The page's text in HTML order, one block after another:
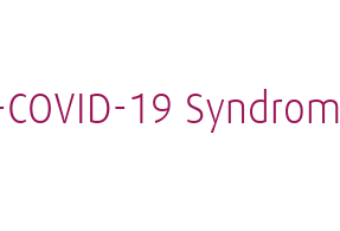
19 Syndrom